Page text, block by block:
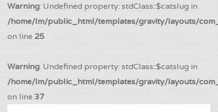
Warning: Undefined property: stdClass::$catslug in
/home/lm/public_html/templates/gravity/layouts/
on line 25
Warning: Undefined property: stdClass::$catslug in
/home/lm/public_html/templates/gravity/layouts/
on line 37